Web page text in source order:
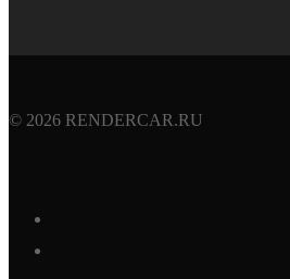
© 2026 RENDERCAR.RU